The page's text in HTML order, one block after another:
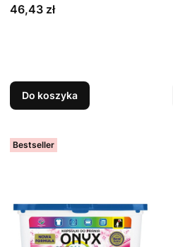
Cena
46,43 zł
Do koszyka
Bestseller